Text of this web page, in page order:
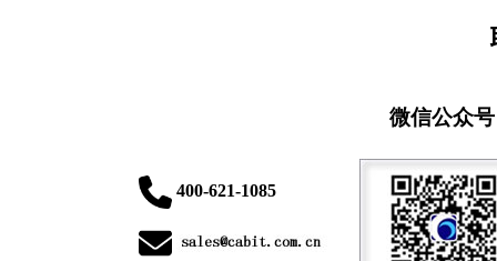
微信公众号
400-621-1085